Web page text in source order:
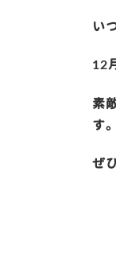
い
12
素
す。
ぜ